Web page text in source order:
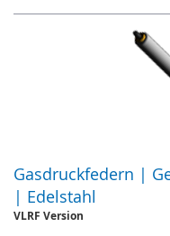
Gasdruckfedern |
| Edelstahl
VLRF Version